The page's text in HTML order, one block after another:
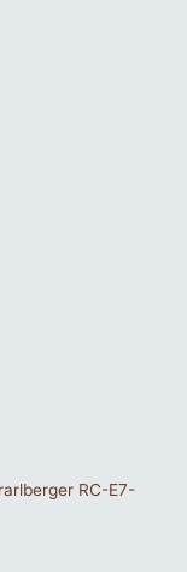
RC-E7-